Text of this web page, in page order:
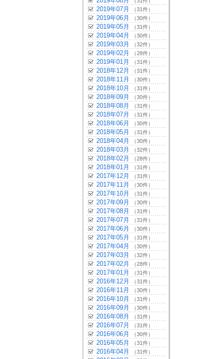
2019年07月 （31件）
2019年06月 （30件）
2019年05月 （31件）
2019年04月 （30件）
2019年03月 （32件）
2019年02月 （28件）
2019年01月 （31件）
2018年12月 （31件）
2018年11月 （30件）
2018年10月 （31件）
2018年09月 （30件）
2018年08月 （31件）
2018年07月 （31件）
2018年06月 （30件）
2018年05月 （31件）
2018年04月 （30件）
2018年03月 （32件）
2018年02月 （28件）
2018年01月 （31件）
2017年12月 （31件）
2017年11月 （30件）
2017年10月 （31件）
2017年09月 （30件）
2017年08月 （31件）
2017年07月 （31件）
2017年06月 （30件）
2017年05月 （31件）
2017年04月 （30件）
2017年03月 （32件）
2017年02月 （28件）
2017年01月 （31件）
2016年12月 （31件）
2016年11月 （30件）
2016年10月 （31件）
2016年09月 （30件）
2016年08月 （31件）
2016年07月 （31件）
2016年06月 （30件）
2016年05月 （31件）
2016年04月 （31件）